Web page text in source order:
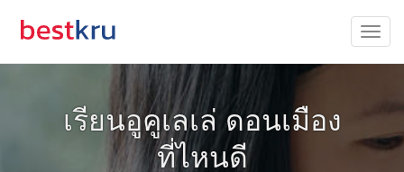
เรียนอูคูเลเล่ ดอนเมือง
ที่ไหนดี